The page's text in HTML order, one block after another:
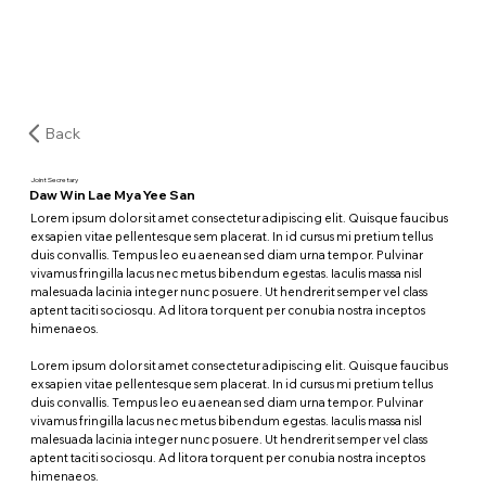
Back
Joint Secretary
Daw Win Lae Mya Yee San
Lorem ipsum dolor sit amet consectetur adipiscing elit. Quisque faucibus
ex sapien vitae pellentesque sem placerat. In id cursus mi pretium tellus
duis convallis. Tempus leo eu aenean sed diam urna tempor. Pulvinar
vivamus fringilla lacus nec metus bibendum egestas. Iaculis massa nisl
malesuada lacinia integer nunc posuere. Ut hendrerit semper vel class
aptent taciti sociosqu. Ad litora torquent per conubia nostra inceptos
himenaeos.
Lorem ipsum dolor sit amet consectetur adipiscing elit. Quisque faucibus
ex sapien vitae pellentesque sem placerat. In id cursus mi pretium tellus
duis convallis. Tempus leo eu aenean sed diam urna tempor. Pulvinar
vivamus fringilla lacus nec metus bibendum egestas. Iaculis massa nisl
malesuada lacinia integer nunc posuere. Ut hendrerit semper vel class
aptent taciti sociosqu. Ad litora torquent per conubia nostra inceptos
himenaeos.